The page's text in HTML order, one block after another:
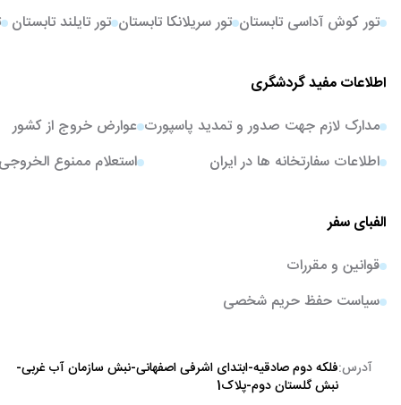
تور کوش آداسی تابستان تور سریلانکا تابستان تور تایلند تابستان
اطلاعات مفید گردشگری
مدارک لازم جهت صدور و تمدید پاسپورت
اطلاعات سفارتخانه ها در ایران
عوارض خروج از کشور
استعلام ممنوع
الفبای سفر
قوانین و مقررات
سیاست حفظ حریم شخصی
آدرس:فلکه دوم صادقیه-ابتدای اشرفی اصفهانی-نبش سازمان آب غربی-
نبش گلستان دوم-پلاک1